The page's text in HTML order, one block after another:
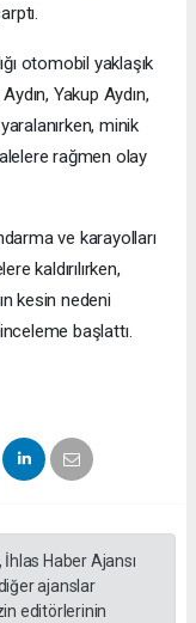
otomobil yaklaşık
Yakup Aydın,
minik
rağmen olay
ve karayolları
kaldırılırken,
kesin nedeni
başlattı.
Haber Ajansı
ajanslar
editörlerinin